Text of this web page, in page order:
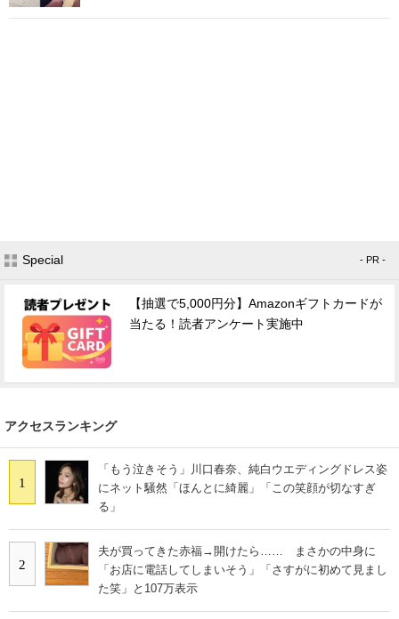
Special - PR -
【抽選で5,000円分】Amazonギフトカードが
当たる！読者アンケート実施中
アクセスランキング
1
「もう泣きそう」川口春奈、純白ウエディングドレス姿
にネット騒然「ほんとに綺麗」「この笑顔が切なすぎ
る」
2
夫が買ってきた赤福→開けたら…… まさかの中身に
「お店に電話してしまいそう」「さすがに初めて見まし
た笑」と107万表示